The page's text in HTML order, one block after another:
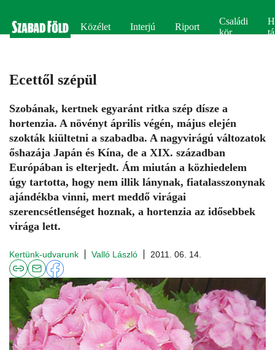
Közélet Interjú Riport
Családi
kör
Ecettől szépül
Szobának, kertnek egyaránt ritka szép dísze a
hortenzia. A növényt április végén, május elején
szokták kiültetni a szabadba. A nagyvirágú változatok
őshazája Japán és Kína, de a XIX. században
Európában is elterjedt. Ám miután a közhiedelem
úgy tartotta, hogy nem illik lánynak, fiatalasszonynak
ajándékba vinni, mert meddő virágai
szerencsétlenséget hoznak, a hortenzia az idősebbek
virága lett.
Kertünk-udvarunk Valló László 2011. 06. 14.